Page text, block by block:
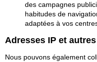
des campagnes
habitudes de
adaptées à vos
Adresses IP et
Nous pouvons également